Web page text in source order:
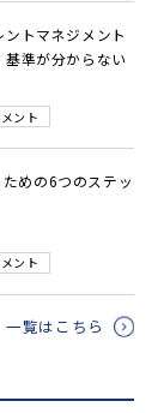
トマネジメント
基準が分からない
ント
めの6つのステッ
ント
一覧はこちら